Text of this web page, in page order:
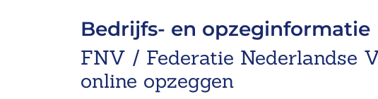
Bedrijfs- en opzeginformatie
FNV / Federatie Nederlandse
online opzeggen